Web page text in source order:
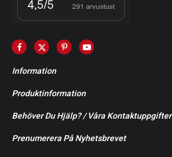
Information
Produktinformation
Behöver Du Hjälp? / Våra Kontaktuppgifter
Prenumerera På Nyhetsbrevet